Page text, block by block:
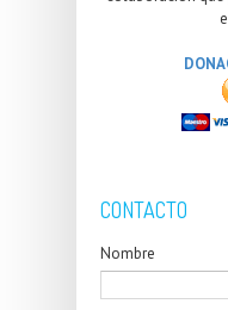
CONTACTO
Nombre